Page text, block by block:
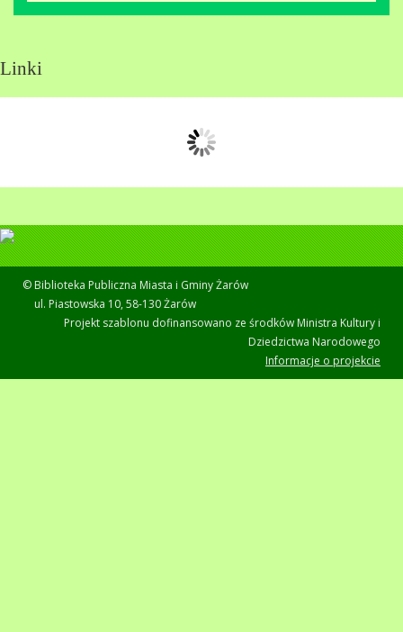
Linki
© Biblioteka Publiczna Miasta i Gminy Żarów
ul. Piastowska 10, 58-130 Żarów
Projekt szablonu dofinansowano ze środków Ministra Kultury i
Dziedzictwa Narodowego
Informacje o projekcie